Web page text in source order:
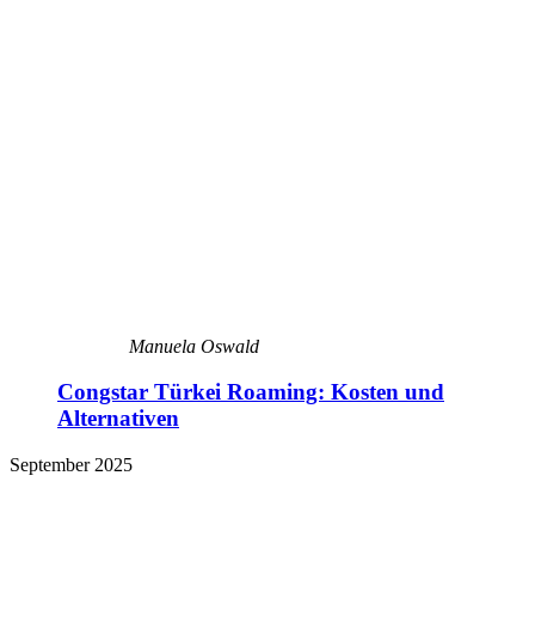
Manuela Oswald
Congstar Türkei Roaming: Kosten und
Alternativen
September 2025